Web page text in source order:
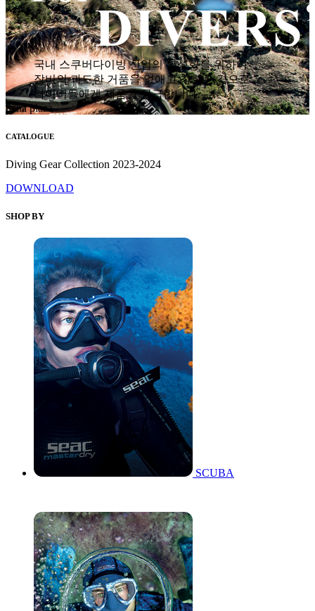
국내 스쿠버다이빙 산업의 활성화를 위하여
장비의 과도한 거품을 없애고 착한 가격으로
다이버들에게 제품을 공급합니다.
hana plaza
CATALOGUE
Diving Gear Collection 2023-2024
DOWNLOAD
SHOP BY
SCUBA